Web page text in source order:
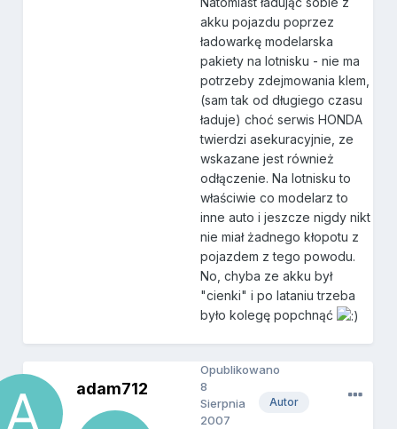
akku pojazdu poprzez
ładowarkę modelarska
pakiety na lotnisku - nie ma
potrzeby zdejmowania klem,
(sam tak od długiego czasu
ładuje) choć serwis HONDA
twierdzi asekuracyjnie, ze
wskazane jest również
odłączenie. Na lotnisku to
właściwie co modelarz to
inne auto i jeszcze nigdy nikt
nie miał żadnego kłopotu z
pojazdem z tego powodu.
No, chyba ze akku był
"cienki" i po lataniu trzeba
było kolegę popchnąć
adam712
Autor
Opublikowano
8
Sierpnia
2007